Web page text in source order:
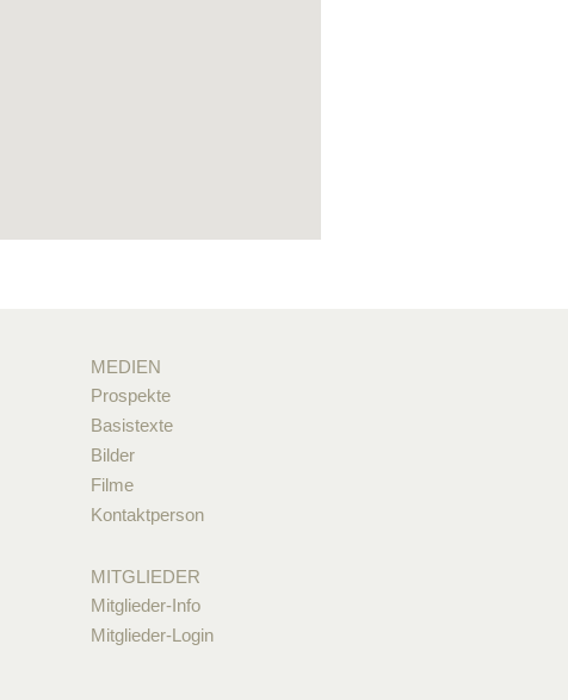
MEDIEN
Prospekte
Basistexte
Bilder
Filme
Kontaktperson
MITGLIEDER
Mitglieder-Info
Mitglieder-Login